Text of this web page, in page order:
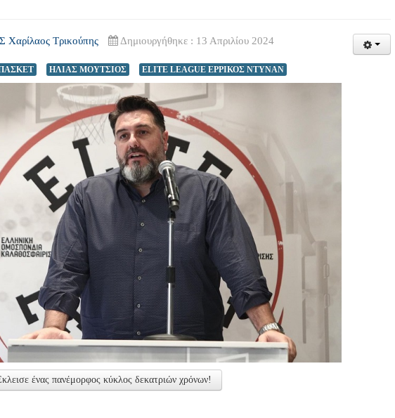
Χαρίλαος Τρικούπης Δημιουργήθηκε : 13 Απριλίου 2024
ΗΛΙΑΣ ΜΟΥΤΣΙΟΣ ELITE LEAGUE ΕΡΡΙΚΟΣ ΝΤΥΝΑΝ
ένας πανέμορφος κύκλος δεκατριών χρόνων!